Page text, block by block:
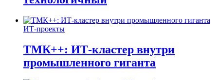
ИТ-проекты
ТМК++: ИТ-кластер внутри
промышленного гиганта